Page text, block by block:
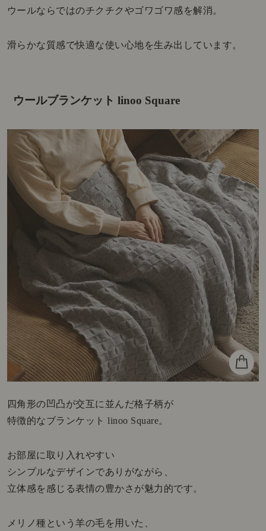
ウールならではのチクチクやゴワゴワ感を解消。
滑らかな質感で快適な使い心地を生み出しています。
ウールブランケット linoo Square
四角形の凹凸が交互に並んだ格子柄が
特徴的なブランケット linoo Square。
お部屋に取り入れやすい
シンプルなデザインでありがながら、
立体感を感じる表情の豊かさが魅力的です。
メリノ種という羊の毛を用いた、